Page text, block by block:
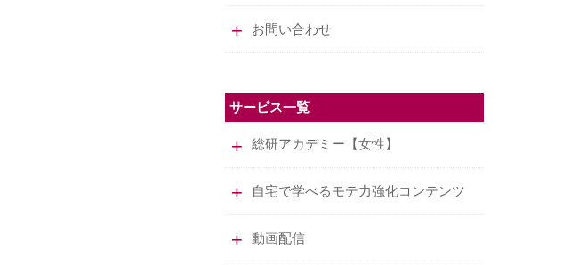
お問い合わせ
サービス一覧
総研アカデミー【女性】
自宅で学べるモテ力強化コンテンツ
動画配信